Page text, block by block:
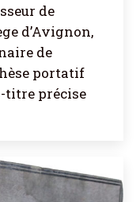
de
d’Avignon,
de
portatif
titre précise